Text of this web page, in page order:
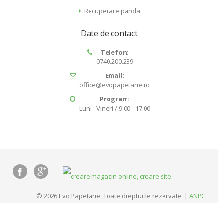
Recuperare parola
Date de contact
Telefon:
0740.200.239
Email:
office@evopapetarie.ro
Program:
Luni - Vineri / 9:00 - 17:00
© 2026 Evo Papetarie. Toate drepturile rezervate. | ANPC